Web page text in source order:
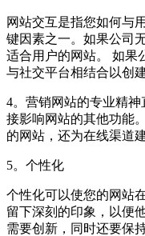
网站交互是指您如何与
键因素之一。如果公司
适合用户的网站。 如果
与社交平台相结合以创
4。营销网站的专业精
接影响网站的其他功能
的网站，还为在线渠道
5。个性化
个性化可以使您的网站
留下深刻的印象，以便
需要创新，同时还要保